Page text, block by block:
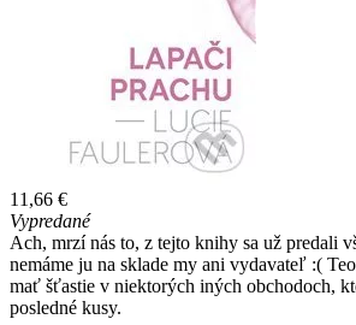
11,66 €
Vypredané
Ach, mrzí nás to, z tejto knihy sa už predali
nemáme ju na sklade my ani vydavateľ :(
mať šťastie v niektorých iných obchodoch,
posledné kusy.